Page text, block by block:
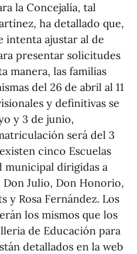
la Concejalía, tal
ha detallado que,
intenta ajustar al de
presentar solicitudes
manera, las familias
del 26 de abril al 11
y definitivas se
y 3 de junio,
será del 3
cinco Escuelas
dirigidas a
Don Julio, Don Honorio,
y Rosa Fernández. Los
los mismos que los
de Educación para
detallados en la web